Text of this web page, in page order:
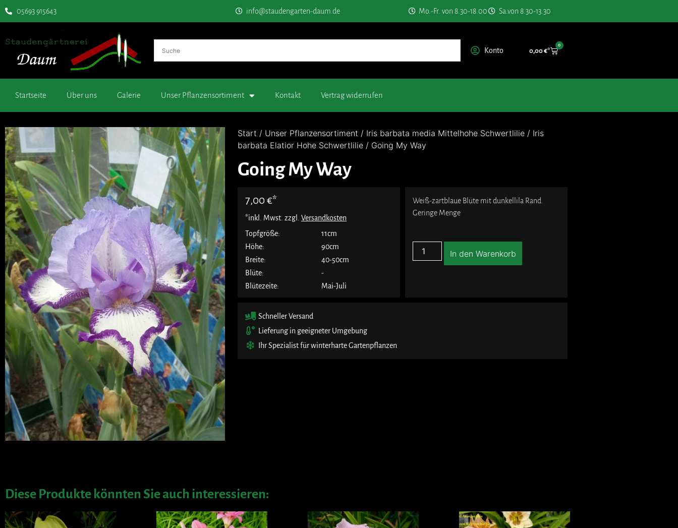
05693 915643 info@staudengarten-daum.de Mo.-Fr. von 8.30-18.00 Sa.von 8.30-13.30
Konto 0,00€
0
Startseite Über uns Galerie Unser Pflanzensortiment Kontakt Vertrag widerrufen
Start / Unser Pflanzensortiment / Iris barbata media Mittelhohe Schwertlilie / Iris
barbata Elatior Hohe Schwertlilie / Going My Way
Going My Way
7,00 €
*inkl. Mwst. zzgl. Versandkosten
Topfgröße:
11cm
Höhe:
90cm
Breite:
40-50cm
Blüte:
-
Blütezeite:
Mai-Juli
Weiß-zartblaue Blüte mit dunkellila Rand.
Geringe Menge
In den Warenkorb
Schneller Versand
Lieferung in geeigneter Umgebung
Ihr Spezialist für winterharte Gartenpflanzen
Diese Produkte könnten Sie auch interessieren: